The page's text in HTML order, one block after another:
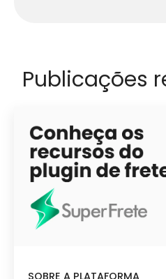
Publicações
SOBRE A PLATAFORMA